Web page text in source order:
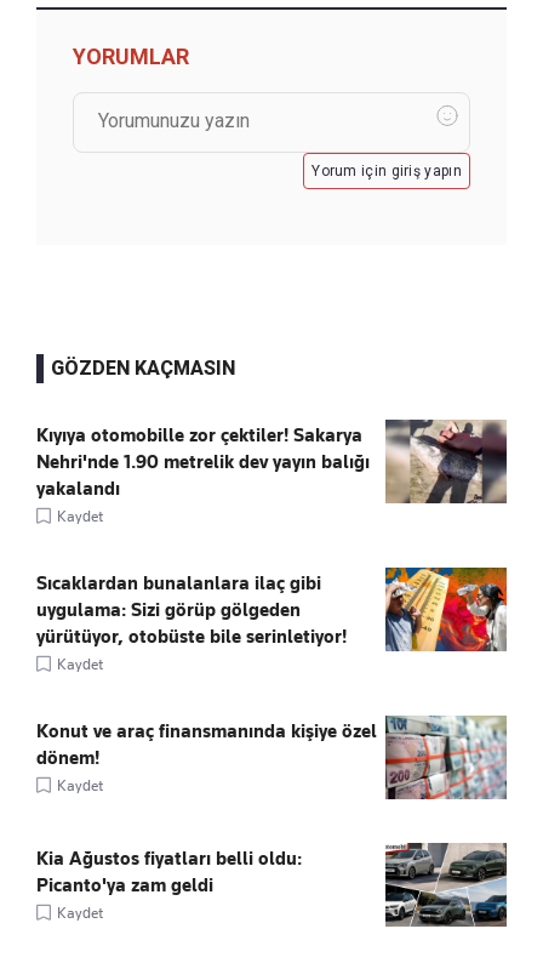
YORUMLAR
Yorum için giriş yapın
GÖZDEN KAÇMASIN
Kıyıya otomobille zor çektiler! Sakarya
Nehri'nde 1.90 metrelik dev yayın balığı
yakalandı
Kaydet
Sıcaklardan bunalanlara ilaç gibi
uygulama: Sizi görüp gölgeden
yürütüyor, otobüste bile serinletiyor!
Kaydet
Konut ve araç finansmanında kişiye özel
dönem!
Kaydet
Kia Ağustos fiyatları belli oldu:
Picanto'ya zam geldi
Kaydet